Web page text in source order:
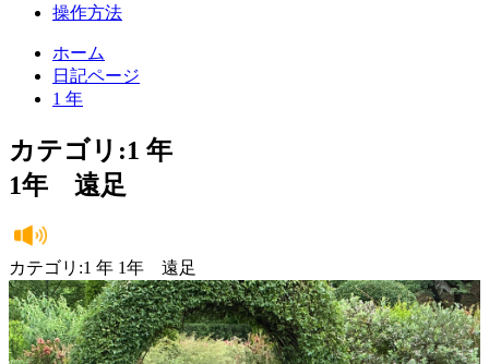
操作方法
ホーム
日記ページ
1 年
カテゴリ:1 年
1年 遠足
カテゴリ:1 年 1年 遠足